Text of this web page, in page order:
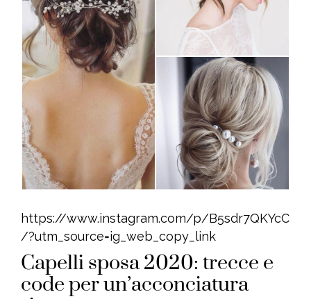
https://www.instagram.com/p/B5sdr7QKYcC
/?utm_source=ig_web_copy_link
Capelli sposa 2020: trecce e
code per un’acconciatura